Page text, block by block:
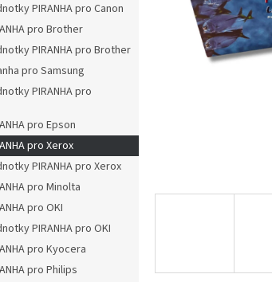
PIRANHA pro Canon
pro Brother
PIRANHA pro Brother
pro Samsung
PIRANHA pro
pro Epson
pro Xerox
PIRANHA pro Xerox
pro Minolta
pro OKI
PIRANHA pro OKI
pro Kyocera
pro Philips